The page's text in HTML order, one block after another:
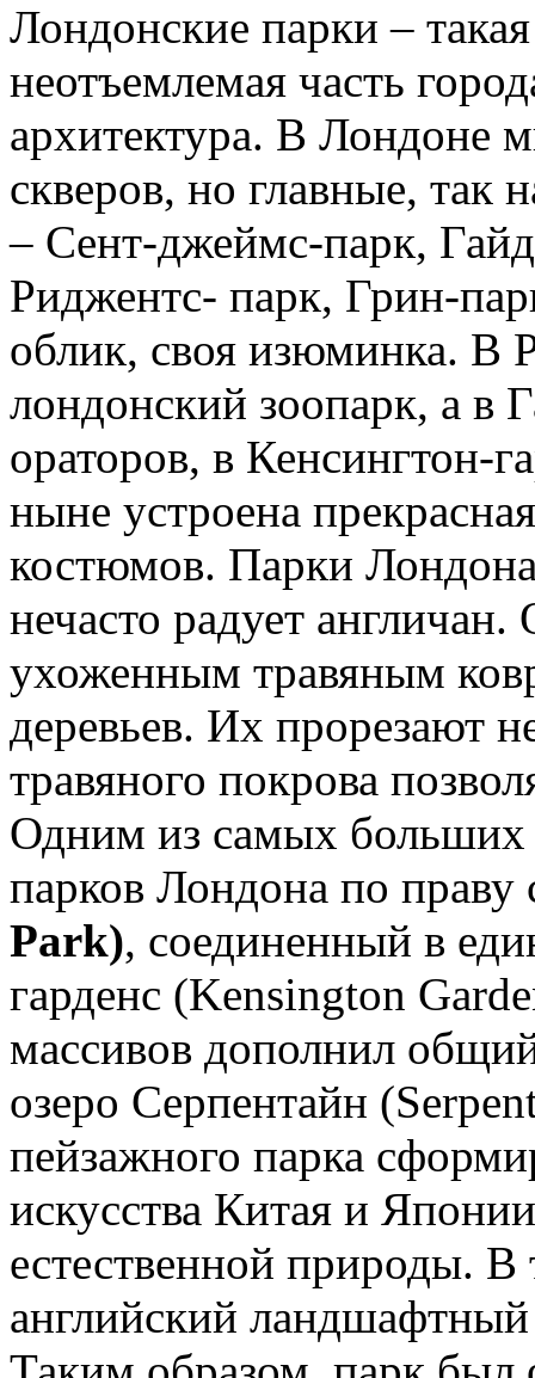
Лондонские парки –
неотъемлемая часть
архитектура. В Лондоне
скверов, но главные, так
– Сент-джеймс-парк,
Риджентс- парк, Грин-
облик, своя изюминка. В
лондонский зоопарк, а в
ораторов, в Кенсингтон-
ныне устроена
костюмов. Парки
нечасто радует
ухоженным травяным
деревьев. Их прорезают
травяного покрова
Одним из самых больших
парков Лондона по праву
Park), соединенный в
гарденс (Kensington
массивов дополнил
озеро Серпентайн
пейзажного парка
искусства Китая и
естественной природы.
английский